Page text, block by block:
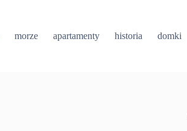
morze apartamenty historia domki